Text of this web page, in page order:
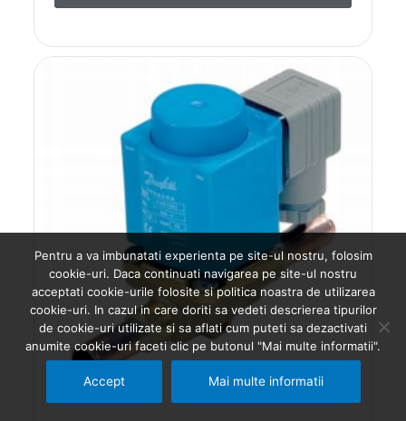
Pentru a va imbunatati experienta pe site-ul nostru, folosim
cookie-uri. Daca continuati navigarea pe site-ul nostru
acceptati cookie-urile folosite si politica noastra de utilizarea
cookie-uri. In cazul in care doriti sa vedeti descrierea tipurilor
de cookie-uri utilizate si sa aflati cum puteti sa dezactivati
anumite cookie-uri faceti clic pe butonul "Mai multe informatii".
Accept Mai multe informatii